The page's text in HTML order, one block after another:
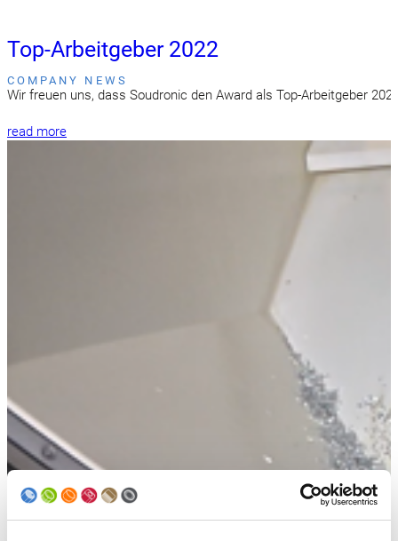
Top-Arbeitgeber 2022
COMPANY NEWS
Wir freuen uns, dass Soudronic den Award als Top-Arbeitgeber
read more